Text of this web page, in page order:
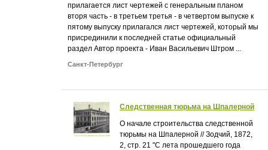
прилагается лист чертежей с генеральным планом
вторя часть - в третьем третья - в четвертом выпуске к
пятому выпуску прилагался лист чертежей, который мы
присрединили к последней статье официальный
раздел Автор проекта - Иван Васильевич Штром ...
Санкт-Петербург
Следственная тюрьма на Шпалерной
О начале строительства следственной
тюрьмы на Шпалерной // Зодчий, 1872,
2, стр. 21 "С лета прошедшего года